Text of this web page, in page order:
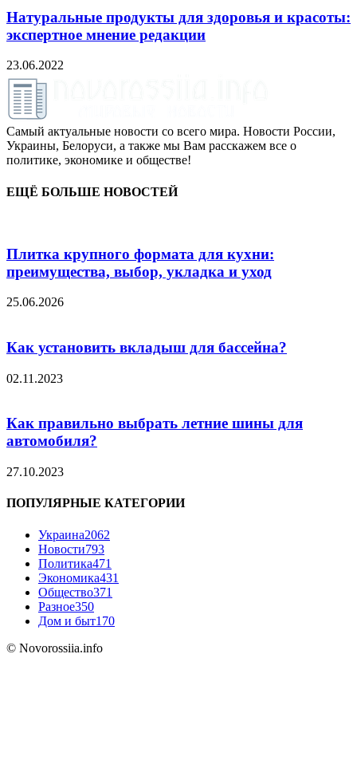
Натуральные продукты для здоровья и красоты:
экспертное мнение редакции
23.06.2022
Самый актуальные новости со всего мира. Новости России,
Украины, Белоруси, а также мы Вам расскажем все о
политике, экономике и обществе!
ЕЩЁ БОЛЬШЕ НОВОСТЕЙ
Плитка крупного формата для кухни:
преимущества, выбор, укладка и уход
25.06.2026
Как установить вкладыш для бассейна?
02.11.2023
Как правильно выбрать летние шины для
автомобиля?
27.10.2023
ПОПУЛЯРНЫЕ КАТЕГОРИИ
Украина2062
Новости793
Политика471
Экономика431
Общество371
Разное350
Дом и быт170
© Novorossiia.info